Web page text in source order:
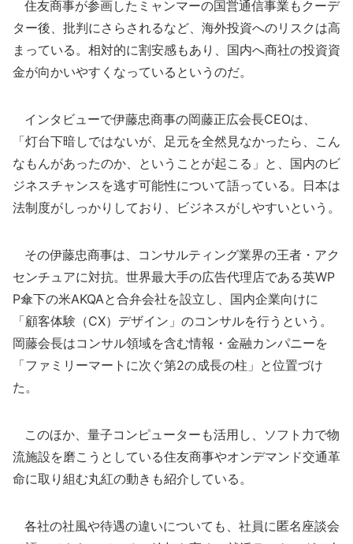
住友商事が参画したミャンマーの国営通信事業もクーデ
ター後、批判にさらされるなど、海外投資へのリスクは高
まっている。相対的に割安感もあり、国内へ商社の投資資
金が向かいやすくなっているというのだ。
インタビューで伊藤忠商事の岡藤正広会長CEOは、
「灯台下暗しではないが、足元を全然見なかったら、こん
なもんがあったのか、ということが起こる」と、国内のビ
ジネスチャンスを逃す可能性について語っている。日本は
法制度がしっかりしており、ビジネスがしやすいという。
その伊藤忠商事は、コンサルティング業界の王者・アク
センチュアに対抗。世界最大手の広告代理店である英WP
P傘下の米AKQAと合弁会社を設立し、国内企業向けに
「顧客体験（CX）デザイン」のコンサルを行うという。
岡藤会長はコンサル領域を含む情報・金融カンパニーを
「ファミリーマートに次ぐ第2の成長の柱」と位置づけ
た。
このほか、量子コンピューターも活用し、ソフト力で物
流施設を磨こうとしている住友商事やオンデマンド交通革
命に取り組む丸紅の動きも紹介している。
各社の社風や待遇の違いについても、社員に匿名座談会